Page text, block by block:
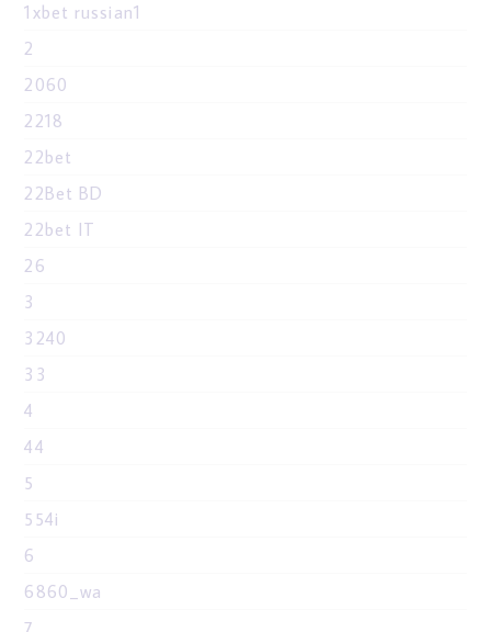
1xbet russian1
2
2060
2218
22bet
22Bet BD
22bet IT
26
3
3240
33
4
44
5
554i
6
6860_wa